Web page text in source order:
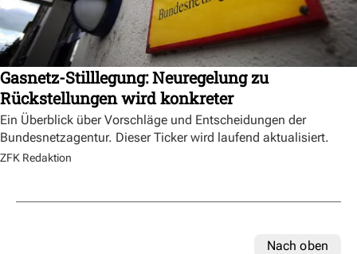
Gasnetz-Stilllegung: Neuregelung zu
Rückstellungen wird konkreter
Ein Überblick über Vorschläge und Entscheidungen der
Bundesnetzagentur. Dieser Ticker wird laufend aktualisiert.
ZFK Redaktion
Nach oben